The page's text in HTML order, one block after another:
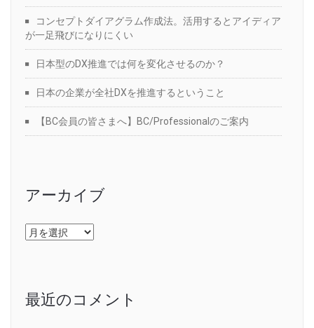
コンセプトダイアグラム作成法。活用するとアイディア
が一足飛びになりにくい
日本型のDX推進では何を変化させるのか？
日本の企業が全社DXを推進するということ
【BC会員の皆さまへ】BC/Professionalのご案内
アーカイブ
ア
ー
最近のコメント